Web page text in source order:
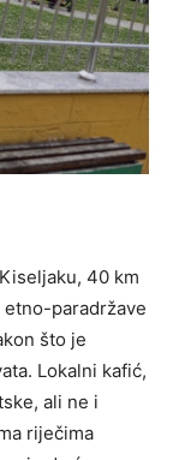
40 km
etno-paradržave
što je
Lokalni kafić,
ali ne i
riječima